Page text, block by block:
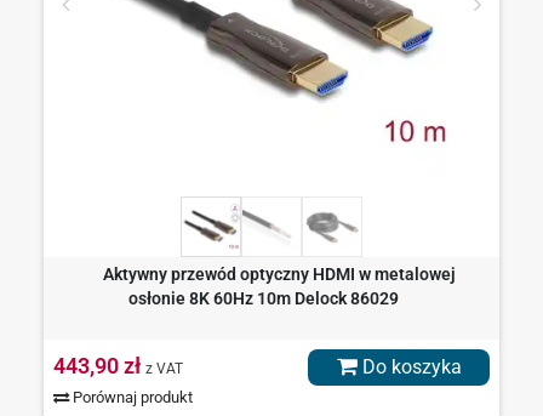
Aktywny przewód optyczny HDMI w metalowej
osłonie 8K 60Hz 10m Delock 86029
443,90 zł z VAT
Porównaj produkt
Do koszyka